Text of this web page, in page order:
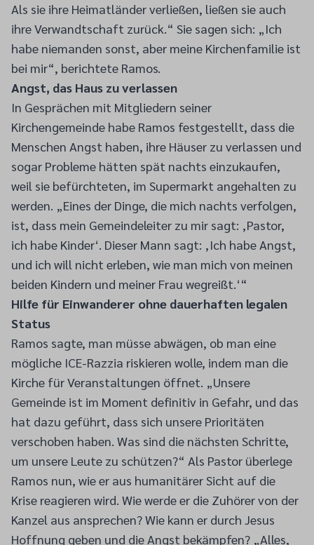
Als sie ihre Heimatländer verließen, ließen sie auch
ihre Verwandtschaft zurück.“ Sie sagen sich: „Ich
habe niemanden sonst, aber meine Kirchenfamilie ist
bei mir“, berichtete Ramos.
Angst, das Haus zu verlassen
In Gesprächen mit Mitgliedern seiner
Kirchengemeinde habe Ramos festgestellt, dass die
Menschen Angst haben, ihre Häuser zu verlassen und
sogar Probleme hätten spät nachts einzukaufen,
weil sie befürchteten, im Supermarkt angehalten zu
werden. „Eines der Dinge, die mich nachts verfolgen,
ist, dass mein Gemeindeleiter zu mir sagt: ‚Pastor,
ich habe Kinder‘. Dieser Mann sagt: ‚Ich habe Angst,
und ich will nicht erleben, wie man mich von meinen
beiden Kindern und meiner Frau wegreißt.‘“
Hilfe für Einwanderer ohne dauerhaften legalen
Status
Ramos sagte, man müsse abwägen, ob man eine
mögliche ICE-Razzia riskieren wolle, indem man die
Kirche für Veranstaltungen öffnet. „Unsere
Gemeinde ist im Moment definitiv in Gefahr, und das
hat dazu geführt, dass sich unsere Prioritäten
verschoben haben. Was sind die nächsten Schritte,
um unsere Leute zu schützen?“ Als Pastor überlege
Ramos nun, wie er aus humanitärer Sicht auf die
Krise reagieren wird. Wie werde er die Zuhörer von der
Kanzel aus ansprechen? Wie kann er durch Jesus
Hoffnung geben und die Angst bekämpfen? „Alles,